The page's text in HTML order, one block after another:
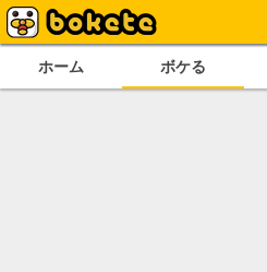
ホーム ボケる